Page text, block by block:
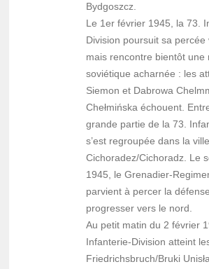
Bydgoszcz.
Le 1er février 1945, la 73.
Division poursuit sa percée
mais rencontre bientôt une
soviétique acharnée : les
Siemon et Dabrowa
Chełmińska échouent.
grande partie de la 73.
s’est regroupée dans la
Cichoradez/Cichoradz. Le
1945, le Grenadier-
parvient à percer la
progresser vers le nord.
Au petit matin du 2 février
Infanterie-Division atteint
Friedrichsbruch/Bruki